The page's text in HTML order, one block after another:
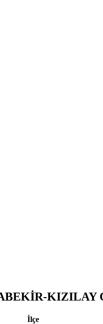
KIZILAY
İlçe